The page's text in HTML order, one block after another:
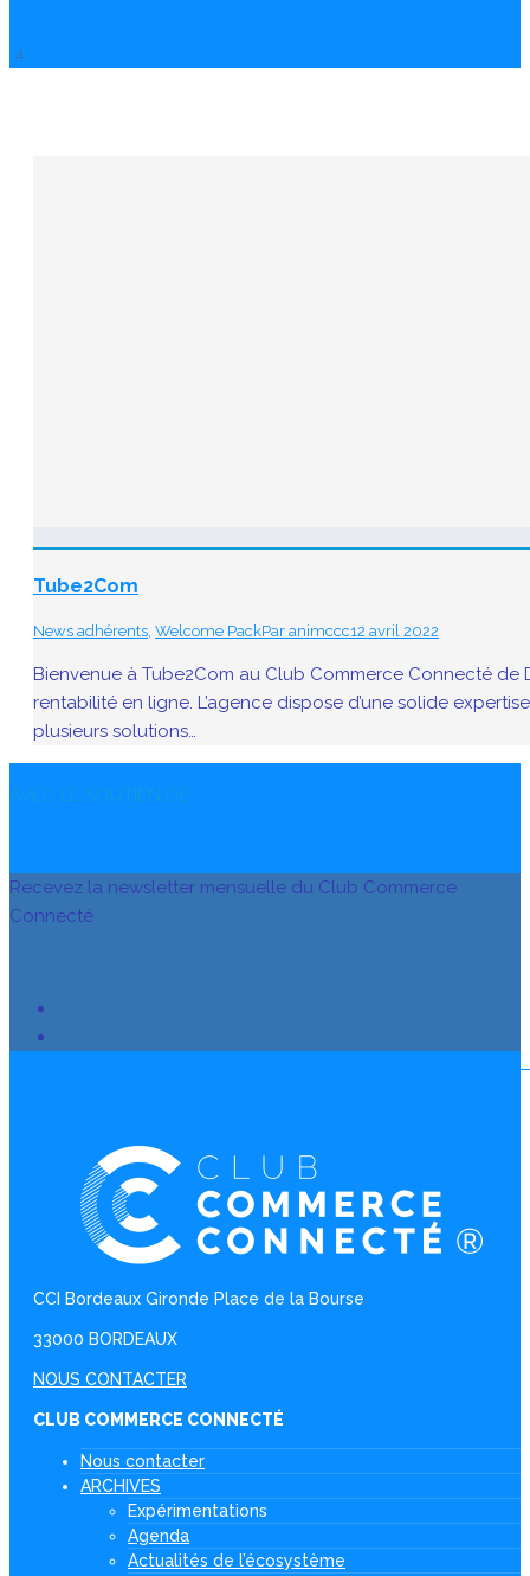
Tube2Com
News adhérents, Welcome PackPar animccc12 avril 2022
Bienvenue à Tube2Com au Club Commerce Connecté
rentabilité en ligne. L’agence dispose d’une solide
plusieurs solutions…
AVEC LE SOUTIEN DE
Recevez la newsletter mensuelle du Club Commerce
Connecté
CCI Bordeaux Gironde Place de la Bourse
33000 BORDEAUX
NOUS CONTACTER
CLUB COMMERCE CONNECTÉ
Nous contacter
ARCHIVES
Expérimentations
Agenda
Actualités de l’écosystème